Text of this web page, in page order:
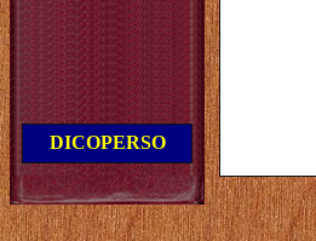
DICOPERSO